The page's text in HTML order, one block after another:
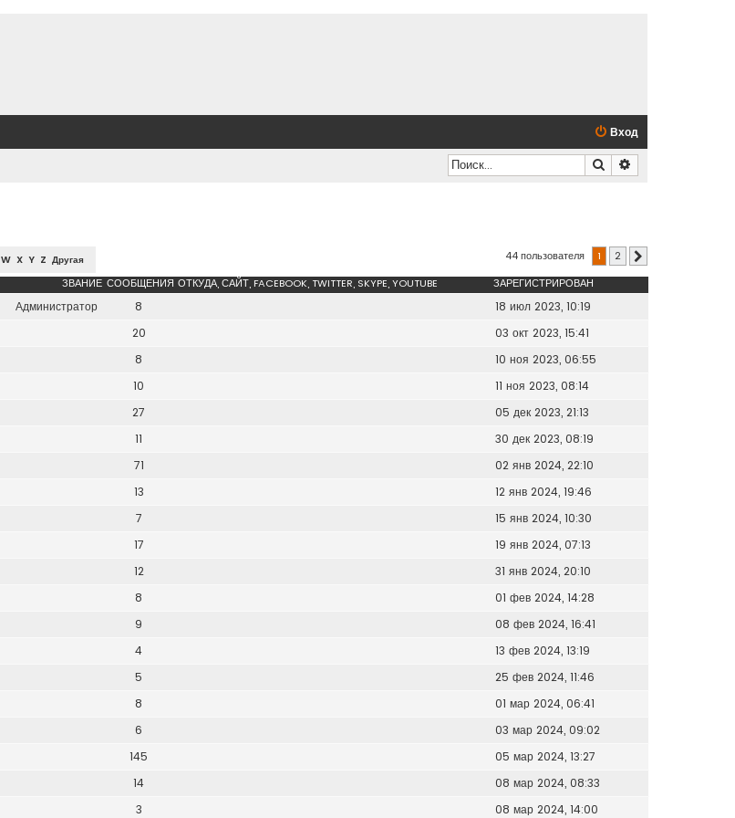
Вход
Поиск
W X Y Z Другая 44 пользователя 1 2
ЗВАНИЕ СООБЩЕНИЯ ОТКУДА, САЙТ, FACEBOOK, TWITTER, SKYPE, YOUTUBE ЗАРЕГИСТРИРОВАН
Администратор 8
18 июл 2023, 10:19
20
03 окт 2023, 15:41
8
10 ноя 2023, 06:55
10
11 ноя 2023, 08:14
27
05 дек 2023, 21:13
11
30 дек 2023, 08:19
71
02 янв 2024, 22:10
13
12 янв 2024, 19:46
7
15 янв 2024, 10:30
17
19 янв 2024, 07:13
12
31 янв 2024, 20:10
8
01 фев 2024, 14:28
9
08 фев 2024, 16:41
4
13 фев 2024, 13:19
5
25 фев 2024, 11:46
8
01 мар 2024, 06:41
6
03 мар 2024, 09:02
145
05 мар 2024, 13:27
14
08 мар 2024, 08:33
3 08 мар 2024, 14:00